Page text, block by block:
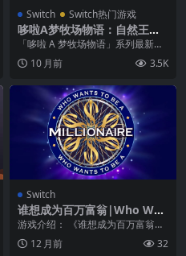
Switch Switch热门游戏
哆啦A梦牧场物语：自然王国
与和乐家人|Doraemon Stor
e Great Kingdom中文
「哆啦 A 梦牧场物语」系列最新作
品。本系列是由高人气角色「哆啦
A 梦」加入了...
10 月前 3.5K
Switch
谁想成为百万富翁|Who Wan
ts to Be a Millionaire
游戏介绍： 《谁想成为百万富翁》
收集你所有的知识并获得头奖，同
时避免你面临的所有...
12 月前 32